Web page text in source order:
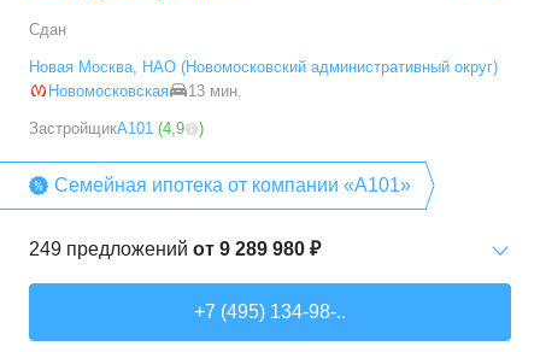
Сдан
Новая Москва, НАО (Новомосковский административный округ)
Новомосковская
13 мин.
ЗастройщикА101 (4,9 )
Семейная ипотека от компании «А101»
249 предложений от 9 289 980 ₽
+7 (495) 134-98-..